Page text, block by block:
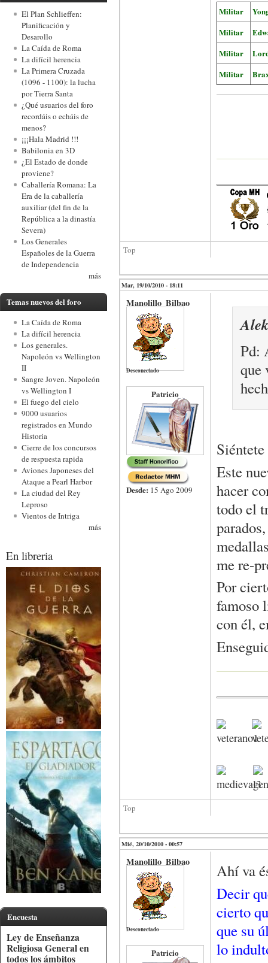
El Plan Schlieffen:
Planificación y
Desarollo
La Caída de Roma
La difícil herencia
La Primera Cruzada
(1096 - 1100): la lucha
por Tierra Santa
¿Qué usuarios del foro
recordáis o echáis de
menos?
¡¡¡Hala Madrid !!!
Babilonia en 3D
¿El Estado de donde
proviene?
Caballería Romana: La
Era de la caballería
auxiliar (del fin de la
República a la dinastía
Severa)
Los Generales
Españoles de la Guerra
de Independencia
más
Temas nuevos del foro
La Caída de Roma
La difícil herencia
Los generales.
Napoleón vs Wellington
II
Sangre Joven. Napoleón
vs Wellington I
El fuego del cielo
9000 usuarios
registrados en Mundo
Historia
Cierre de los concursos
de respuesta rapida
Aviones Japoneses del
Ataque a Pearl Harbor
La ciudad del Rey
Leproso
Vientos de Intriga
más
En libreria
Encuesta
Ley de Enseñanza
Religiosa General en
todos los ámbitos
Militar
Militar
Militar
Militar
Top
Mar, 19/10/2010 - 18:11
Manolillo_Bilbao
Desconectado
Patricio
Desde: 15 Ago 2009
Pd:
que
Este
hacer
todo el
me re-
Por
famoso
con él,
Top
Mié, 20/10/2010 - 00:57
Manolillo_Bilbao
Desconectado
Patricio
Ahí va
Decir
cierto
que su
lo